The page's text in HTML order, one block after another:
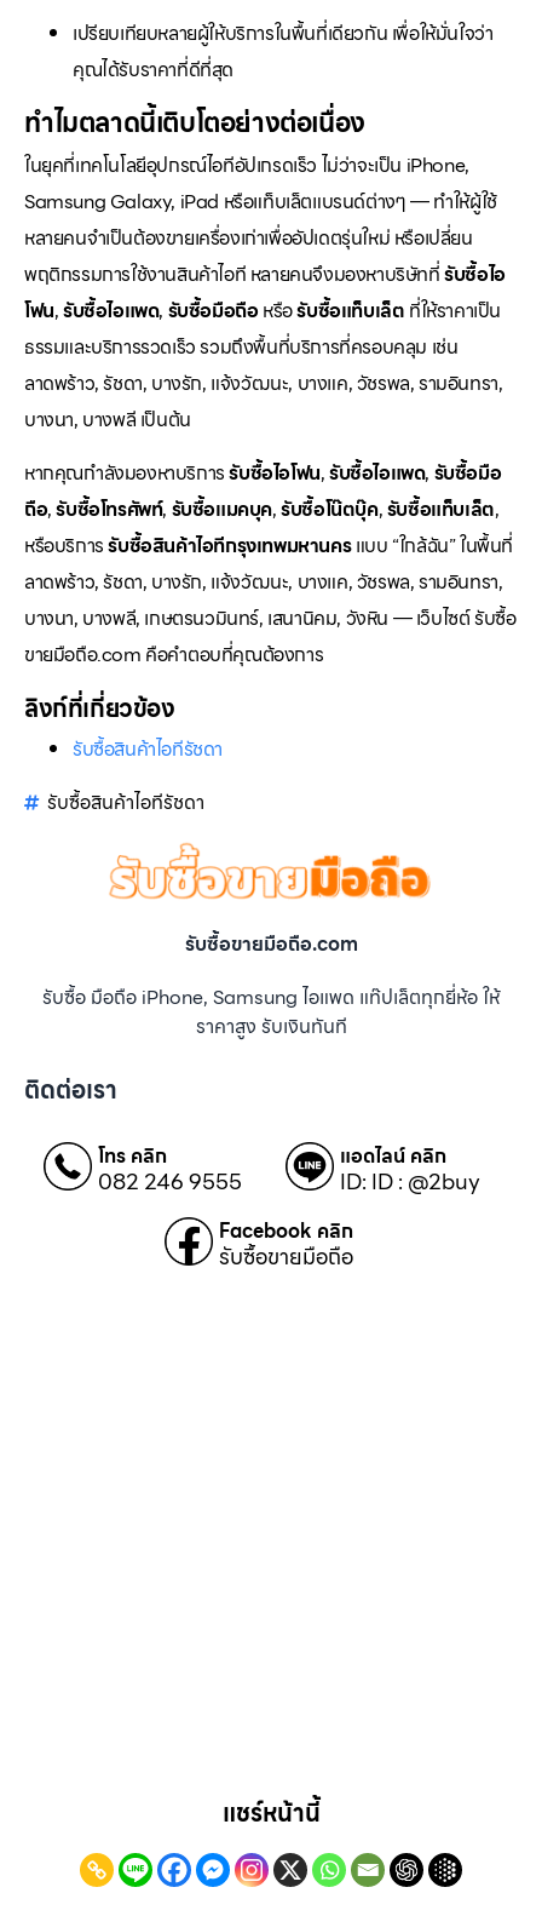
เปรียบเทียบหลายผู้ให้บริการในพื้นที่เดียวกัน เพื่อให้มั่นใจว่า
คุณได้รับราคาที่ดีที่สุด
ทำไมตลาดนี้เติบโตอย่างต่อเนื่อง
ในยุคที่เทคโนโลยีอุปกรณ์ไอทีอัปเกรดเร็ว ไม่ว่าจะเป็น iPhone,
Samsung Galaxy, iPad หรือแท็บเล็ตแบรนด์ต่างๆ — ทำให้ผู้ใช้
หลายคนจำเป็นต้องขายเครื่องเก่าเพื่ออัปเดตรุ่นใหม่ หรือเปลี่ยน
พฤติกรรมการใช้งานสินค้าไอที หลายคนจึงมองหาบริษัทที่รับซื้อไอ
โฟน,รับซื้อไอแพด, รับซื้อมือถือหรือรับซื้อแท็บเล็ต ที่ให้ราคาเป็น
ธรรมและบริการรวดเร็ว รวมถึงพื้นที่บริการที่ครอบคลุม เช่น
ลาดพร้าว, รัชดา, บางรัก, แจ้งวัฒนะ, บางแค, วัชรพล, รามอินทรา,
บางนา, บางพลี เป็นต้น
หากคุณกำลังมองหาบริการรับซื้อไอโฟน,รับซื้อไอแพด, รับซื้อมือ
ถือ,รับซื้อโทรศัพท์, รับซื้อแมคบุค,รับซื้อโน๊ตบุ๊ค,รับซื้อแท็บเล็ต,
หรือบริการรับซื้อสินค้าไอทีกรุงเทพมหานครแบบ “ใกล้ฉัน” ในพื้นที่
ลาดพร้าว, รัชดา, บางรัก, แจ้งวัฒนะ, บางแค, วัชรพล, รามอินทรา,
บางนา, บางพลี, เกษตรนวมินทร์, เสนานิคม, วังหิน — เว็บไซต์ รับซื้อ
ขายมือถือ.com คือคำตอบที่คุณต้องการ
ลิงก์ที่เกี่ยวข้อง
รับซื้อสินค้าไอทีรัชดา
รับซื้อสินค้าไอทีรัชดา
รับซื้อขายมือถือ.com
รับซื้อ มือถือ iPhone, Samsung ไอแพด แท๊ปเล็ตทุกยี่ห้อ ให้
ราคาสูง รับเงินทันที
ติดต่อเรา
โทร คลิก
082 246 9555
แอดไลน์ คลิก
ID: ID : @2buy
Facebook คลิก
รับซื้อขายมือถือ
แชร์หน้านี้